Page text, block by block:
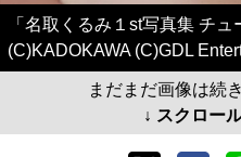
「名取くるみ１st写真集 チ
(C)KADOKAWA (C)GDL
まだまだ画像は続
↓ スクロー